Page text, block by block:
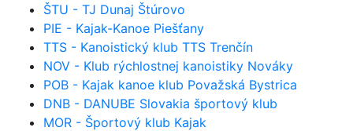
ŠTU - TJ Dunaj Štúrovo
PIE - Kajak-Kanoe Piešťany
TTS - Kanoistický klub TTS Trenčín
NOV - Klub rýchlostnej kanoistiky Nováky
POB - Kajak kanoe klub Považská Bystrica
DNB - DANUBE Slovakia športový klub
MOR - Športový klub Kajak